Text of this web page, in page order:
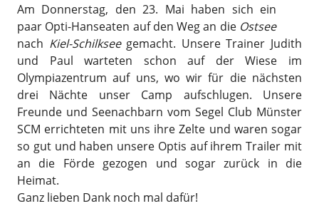
Am Donnerstag, den 23. Mai haben sich ein
paar Opti-Hanseaten auf den Weg an die Ostsee
nach Kiel-Schilkseegemacht. Unsere Trainer Judith
und Paul warteten schon auf der Wiese im
Olympiazentrum auf uns, wo wir für die nächsten
drei Nächte unser Camp aufschlugen. Unsere
Freunde und Seenachbarn vom Segel Club Münster
SCM errichteten mit uns ihre Zelte und waren sogar
so gut und haben unsere Optis auf ihrem Trailer mit
an die Förde gezogen und sogar zurück in die
Heimat.
Ganz lieben Dank noch mal dafür!